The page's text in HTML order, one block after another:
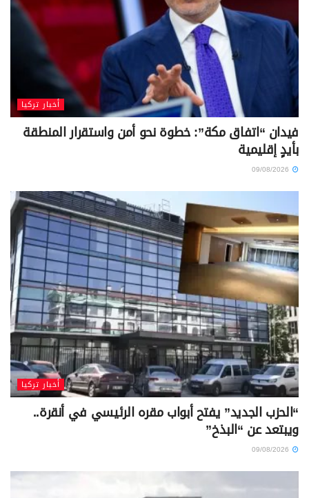
أخبار تركيا
فيدان “اتفاق مكة”: خطوة نحو أمن واستقرار المنطقة
بأيدٍ إقليمية
أخبار تركيا
“الحزب الجديد” يفتح أبواب مقره الرئيسي في أنقرة..
ويبتعد عن “البذخ”